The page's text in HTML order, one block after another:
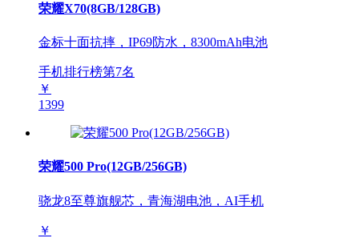
荣耀X70(8GB/128GB)
金标十面抗摔，IP69防水，8300mAh电池
手机排行榜第7名
￥
1399
荣耀500 Pro(12GB/256GB)
骁龙8至尊旗舰芯，青海湖电池，AI手机
￥